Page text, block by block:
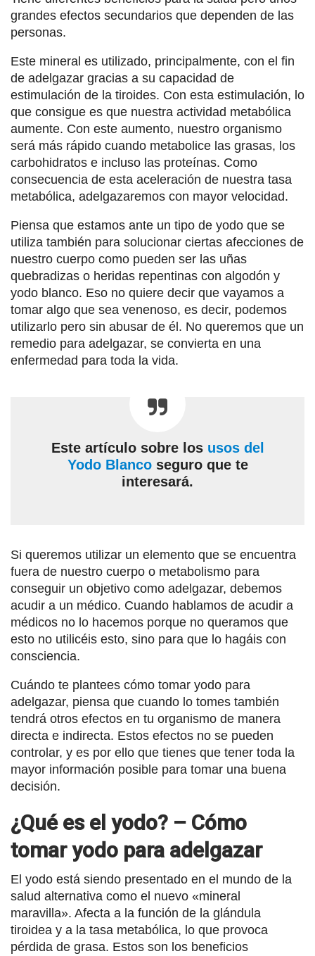
grandes efectos secundarios que dependen de las
personas.
Este mineral es utilizado, principalmente, con el fin
de adelgazar gracias a su capacidad de
estimulación de la tiroides. Con esta estimulación, lo
que consigue es que nuestra actividad metabólica
aumente. Con este aumento, nuestro organismo
será más rápido cuando metabolice las grasas, los
carbohidratos e incluso las proteínas. Como
consecuencia de esta aceleración de nuestra tasa
metabólica, adelgazaremos con mayor velocidad.
Piensa que estamos ante un tipo de yodo que se
utiliza también para solucionar ciertas afecciones de
nuestro cuerpo como pueden ser las uñas
quebradizas o heridas repentinas con algodón y
yodo blanco. Eso no quiere decir que vayamos a
tomar algo que sea venenoso, es decir, podemos
utilizarlo pero sin abusar de él. No queremos que un
remedio para adelgazar, se convierta en una
enfermedad para toda la vida.
Este artículo sobre los usos del
Yodo Blancoseguro que te
interesará.
Si queremos utilizar un elemento que se encuentra
fuera de nuestro cuerpo o metabolismo para
conseguir un objetivo como adelgazar, debemos
acudir a un médico. Cuando hablamos de acudir a
médicos no lo hacemos porque no queramos que
esto no utilicéis esto, sino para que lo hagáis con
consciencia.
Cuándo te plantees cómo tomar yodo para
adelgazar, piensa que cuando lo tomes también
tendrá otros efectos en tu organismo de manera
directa e indirecta. Estos efectos no se pueden
controlar, y es por ello que tienes que tener toda la
mayor información posible para tomar una buena
decisión.
¿Qué es el yodo? – Cómo
tomar yodo para adelgazar
El yodo está siendo presentado en el mundo de la
salud alternativa como el nuevo «mineral
maravilla». Afecta a la función de la glándula
tiroidea y a la tasa metabólica, lo que provoca
pérdida de grasa. Estos son los beneficios